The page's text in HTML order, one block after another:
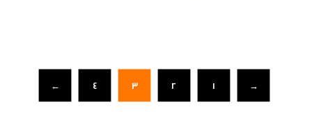
→ ١ ٢ ٣ ٤ ←